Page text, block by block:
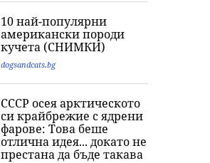
„Кажи сбогом на
Джак“: Последните
думи и фаталната
нощ на
Монро
10 най-популярни
американски породи
кучета (СНИМКИ)
dogsandcats.bg
СССР осея арктическото
си крайбрежие с ядрени
фарове: Това беше
отлична идея... докато не
престана да бъде такава